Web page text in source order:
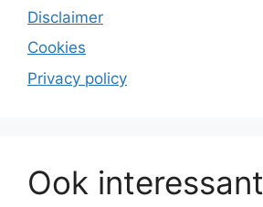
Disclaimer
Cookies
Privacy policy
Ook interessant